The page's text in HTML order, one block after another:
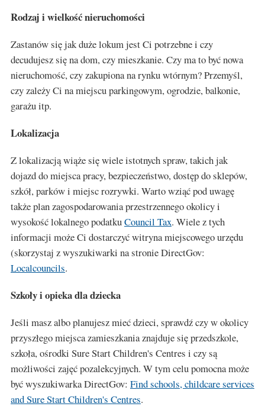
Rodzaj i wielkość nieruchomości
Zastanów się jak duże lokum jest Ci potrzebne i czy
decudujesz się na dom, czy mieszkanie. Czy ma to być nowa
nieruchomość, czy zakupiona na rynku wtórnym? Przemyśl,
czy zależy Ci na miejscu parkingowym, ogrodzie, balkonie,
garażu itp.
Lokalizacja
Z lokalizacją wiąże się wiele istotnych spraw, takich jak
dojazd do miejsca pracy, bezpieczeństwo, dostęp do sklepów,
szkół, parków i miejsc rozrywki. Warto wziąć pod uwagę
także plan zagospodarowania przestrzennego okolicy i
wysokość lokalnego podatkuCouncil Tax. Wiele z tych
informacji może Ci dostarczyć witryna miejscowego urzędu
(skorzystaj z wyszukiwarki na stronie DirectGov:
Localcouncils.
Szkoły i opieka dla dziecka
Jeśli masz albo planujesz mieć dzieci, sprawdź czy w okolicy
przyszłego miejsca zamieszkania znajduje się przedszkole,
szkoła, ośrodki Sure Start Children's Centres i czy są
możliwości zajęć pozalekcyjnych. W tym celu pomocna może
być wyszukiwarka DirectGov: Find schools, childcare services
and Sure Start Children's Centres.